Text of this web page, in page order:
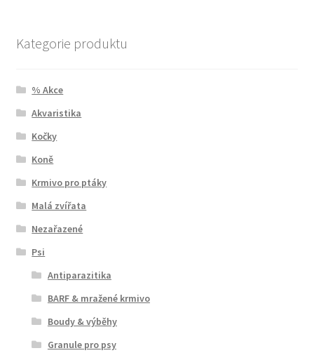
Kategorie produktu
% Akce
Akvaristika
Kočky
Koně
Krmivo pro ptáky
Malá zvířata
Nezařazené
Psi
Antiparazitika
BARF & mražené krmivo
Boudy & výběhy
Granule pro psy